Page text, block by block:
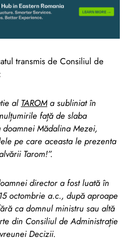
transmis de Consiliul de
al TAROM a subliniat în
față de slaba
Mădalina Mezei,
pe care aceasta le prezenta
Tarom!”.
director a fost luată în
octombrie a.c., după aproape
ca domnul ministru sau altă
din Consiliul de Administrație
Decizii.